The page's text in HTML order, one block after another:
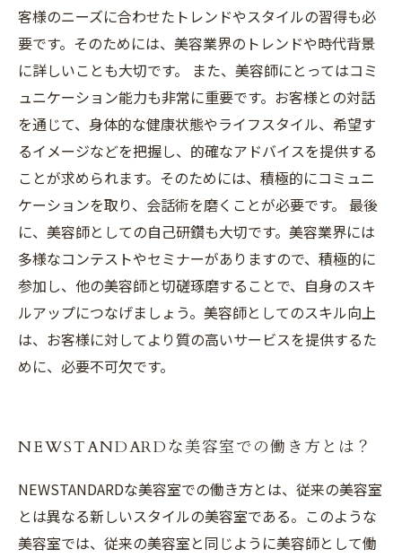
客様のニーズに合わせたトレンドやスタイルの習得も必
要です。そのためには、美容業界のトレンドや時代背景
に詳しいことも大切です。 また、美容師にとってはコミ
ュニケーション能力も非常に重要です。お客様との対話
を通じて、身体的な健康状態やライフスタイル、希望す
るイメージなどを把握し、的確なアドバイスを提供する
ことが求められます。そのためには、積極的にコミュニ
ケーションを取り、会話術を磨くことが必要です。 最後
に、美容師としての自己研鑽も大切です。美容業界には
多様なコンテストやセミナーがありますので、積極的に
参加し、他の美容師と切磋琢磨することで、自身のスキ
ルアップにつなげましょう。美容師としてのスキル向上
は、お客様に対してより質の高いサービスを提供するた
めに、必要不可欠です。
NEWSTANDARDな美容室での働き方とは？
NEWSTANDARDな美容室での働き方とは、従来の美容室
とは異なる新しいスタイルの美容室である。このような
美容室では、従来の美容室と同じように美容師として働